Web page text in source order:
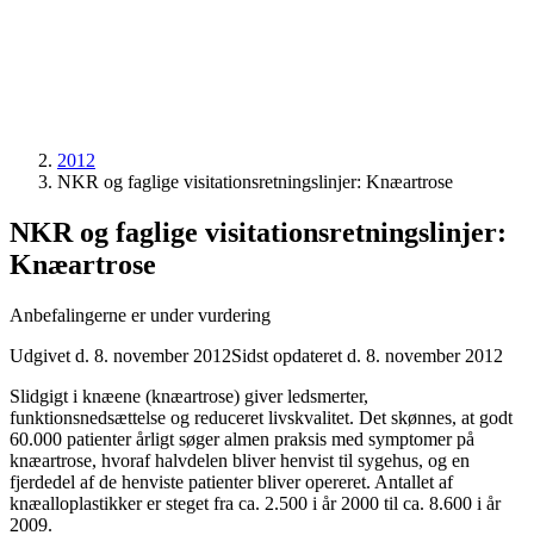
2012
NKR og faglige visitationsretningslinjer: Knæartrose
NKR og faglige visitationsretningslinjer:
Knæartrose
Anbefalingerne er under vurdering
Udgivet d. 8. november 2012Sidst opdateret d. 8. november 2012
Slidgigt i knæene (knæartrose) giver ledsmerter,
funktionsnedsættelse og reduceret livskvalitet. Det skønnes, at godt
60.000 patienter årligt søger almen praksis med symptomer på
knæartrose, hvoraf halvdelen bliver henvist til sygehus, og en
fjerdedel af de henviste patienter bliver opereret. Antallet af
knæalloplastikker er steget fra ca. 2.500 i år 2000 til ca. 8.600 i år
2009.